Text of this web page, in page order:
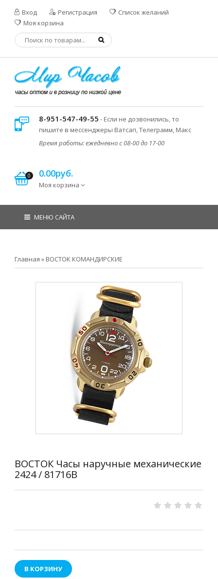
Вход Регистрация
Список желаний
Моя корзина
8-951-547-49-55 - Если не дозвонились, то
пишите в мессенджеры Ватсап, Телеграмм, Макс
Время работы: ежедневно с 08-00 до 17-00
0 0.00руб.
Моя корзина
МЕНЮ САЙТА
Главная » ВОСТОК КОМАНДИРСКИЕ
ВОСТОК Часы наручные механические
2424 / 81716В
В КОРЗИНУ